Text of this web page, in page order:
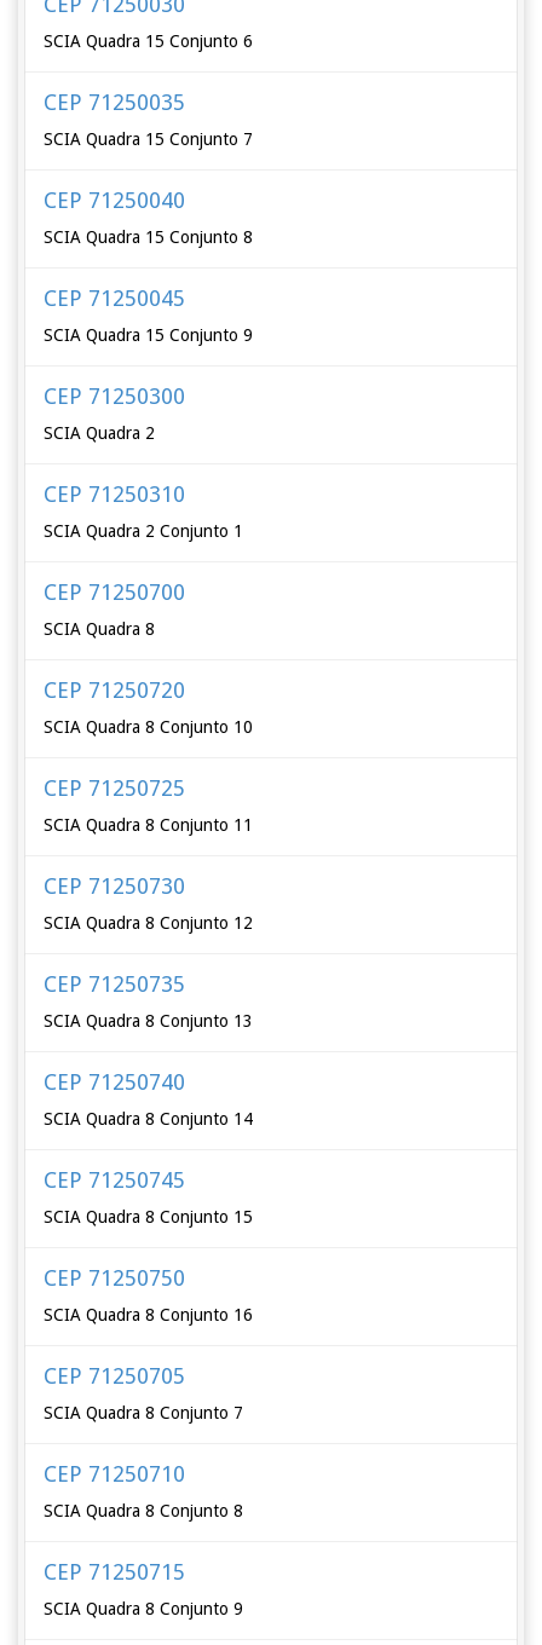
SCIA Quadra 15 Conjunto 6
CEP 71250035
SCIA Quadra 15 Conjunto 7
CEP 71250040
SCIA Quadra 15 Conjunto 8
CEP 71250045
SCIA Quadra 15 Conjunto 9
CEP 71250300
SCIA Quadra 2
CEP 71250310
SCIA Quadra 2 Conjunto 1
CEP 71250700
SCIA Quadra 8
CEP 71250720
SCIA Quadra 8 Conjunto 10
CEP 71250725
SCIA Quadra 8 Conjunto 11
CEP 71250730
SCIA Quadra 8 Conjunto 12
CEP 71250735
SCIA Quadra 8 Conjunto 13
CEP 71250740
SCIA Quadra 8 Conjunto 14
CEP 71250745
SCIA Quadra 8 Conjunto 15
CEP 71250750
SCIA Quadra 8 Conjunto 16
CEP 71250705
SCIA Quadra 8 Conjunto 7
CEP 71250710
SCIA Quadra 8 Conjunto 8
CEP 71250715
SCIA Quadra 8 Conjunto 9